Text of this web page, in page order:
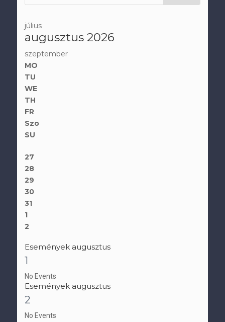
július
augusztus 2026
szeptember
MO
TU
WE
TH
FR
Szo
SU
27
28
29
30
31
1
2
Események augusztus
1
No Events
Események augusztus
2
No Events